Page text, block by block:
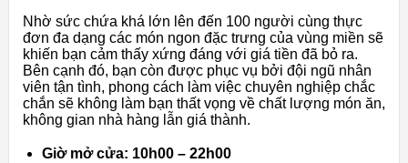
Nhờ sức chứa khá lớn lên đến 100 người cùng thực
đơn đa dạng các món ngon đặc trưng của vùng miền sẽ
khiến bạn cảm thấy xứng đáng với giá tiền đã bỏ ra.
Bên cạnh đó, bạn còn được phục vụ bởi đội ngũ nhân
viên tận tình, phong cách làm việc chuyên nghiệp chắc
chắn sẽ không làm bạn thất vọng về chất lượng món ăn,
không gian nhà hàng lẫn giá thành.
Giờ mở cửa: 10h00 – 22h00